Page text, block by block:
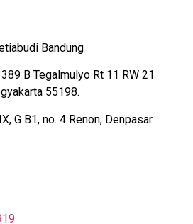
Bandung
B Tegalmulyo Rt 11 RW 21
55198.
G B1, no. 4 Renon, Denpasar